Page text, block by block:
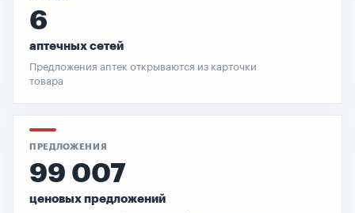
6
аптечных сетей
Предложения аптек открываются из карточки
товара
ПРЕДЛОЖЕНИЯ
99 007
ценовых предложений